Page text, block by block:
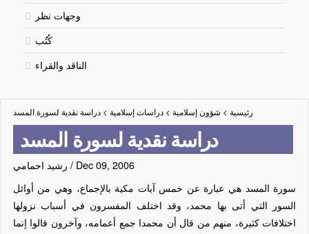
وجهات نظر
كُتُب
الناقد والقراء
رئيسية > شؤون إسلامية >دراسات إسلامية >دراسة نقدية لسورة المسد
دراسة نقدية لسورة المسد
رشيد احمامي / Dec 09, 2006
سورة المسد هي عبارة عن خمس آيات مكية بالإجماع، وهي من أوائل
السور التي أتى بها محمد، وقد اختلف المفسرون في أسباب نزولها
اختلافات كثيرة، منهم من قال أن محمدا جمع أعمامه، وآخرون قالوا إنما